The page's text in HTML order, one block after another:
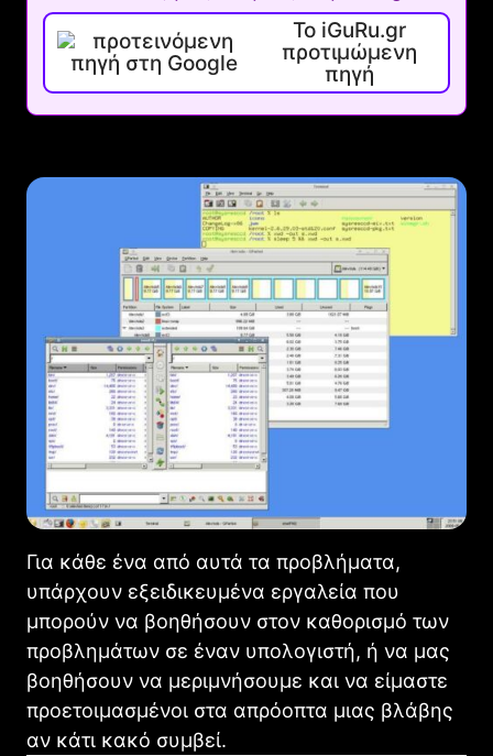
Το iGuRu.gr
προτιμώμενη
πηγή
Για κάθε ένα από αυτά τα προβλήματα,
υπάρχουν εξειδικευμένα εργαλεία που
μπορούν να βοηθήσουν στον καθορισμό των
προβλημάτων σε έναν υπολογιστή, ή να μας
βοηθήσουν να μεριμνήσουμε και να είμαστε
προετοιμασμένοι στα απρόοπτα μιας βλάβης
αν κάτι κακό συμβεί.